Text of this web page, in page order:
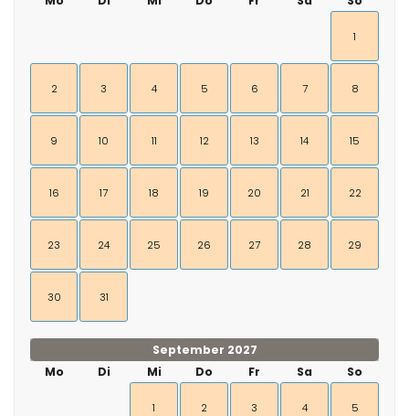
1
2 3 4 5 6 7 8
9 10 11 12 13 14 15
16 17 18 19 20 21 22
23 24 25 26 27 28 29
30 31
September 2027
Mo
Di Mi Do Fr Sa So
1 2 3 4 5